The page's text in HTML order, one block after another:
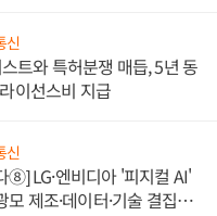
신
트와 특허분쟁 매듭, 5년 동
이선스비 지급
신
⑧] LG·엔비디아 '피지컬 AI'
제조·데이터·기술 결집